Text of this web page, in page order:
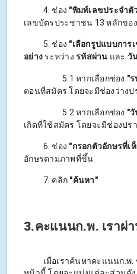
4. ช่อง "พิมพ์เลขประจำ
เลขบัตรประชาชน 13 หลักของ
5. ช่อง "เลือกรูปแบบการ
อย่างระหว่าง รหัสผ่าน และ วั
5.1 หากเลือกช่อง "
ตอนที่สมัคร โดยจะมีช่องว่าง
5.2 หากเลือกช่อง "
เกิดที่ใช้สมัคร โดยจะมีช่องปร
6. ช่อง "กรอกตัวอักษรที่เ
อักษรตามภาพที่ขึ้น
7. คลิก "ค้นหา"
3.คะแนนก.พ. เราผ่
เมื่อเราค้นหาคะแนนก.พ. ข